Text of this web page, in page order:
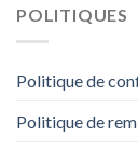
POLITIQUES
Politique de
Politique de